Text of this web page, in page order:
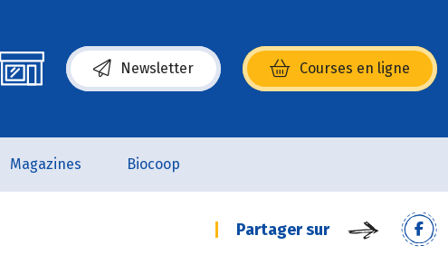
Newsletter Courses en ligne
(s’ouvre dans une nouvelle fenêtre)
Magazines Biocoop
Partager sur